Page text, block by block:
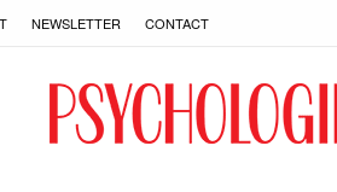
NEWSLETTER CONTACT